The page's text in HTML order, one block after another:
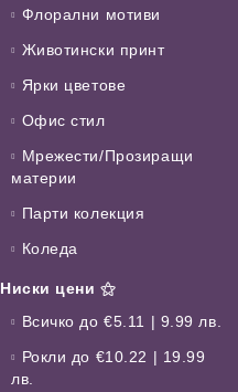
Флорални мотиви
Животински принт
Ярки цветове
Офис стил
Мрежести/Прозиращи
материи
Парти колекция
Коледа
Ниски цени ⚝
Всичко до €5.11 | 9.99 лв.
Рокли до €10.22 | 19.99
лв.